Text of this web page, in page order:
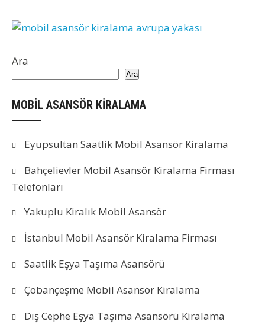
Ara
Ara
MOBİL ASANSÖR KİRALAMA
Eyüpsultan Saatlik Mobil Asansör Kiralama
Bahçelievler Mobil Asansör Kiralama Firması
Telefonları
Yakuplu Kiralık Mobil Asansör
İstanbul Mobil Asansör Kiralama Firması
Saatlik Eşya Taşıma Asansörü
Çobançeşme Mobil Asansör Kiralama
Dış Cephe Eşya Taşıma Asansörü Kiralama